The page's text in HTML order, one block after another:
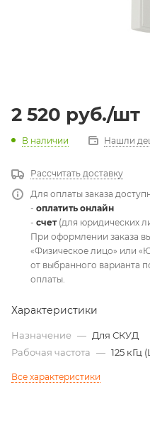
2 520 руб./шт
В наличии Нашли
Рассчитать доставку
Для оплаты заказа
- оплатить онлайн
- счет(для юридических
При оформлении заказа
«Физическое лицо» или
от выбранного варианта
оплаты.
Характеристики
Назначение — Для СКУД
Рабочая частота — 125 кГц
Все характеристики